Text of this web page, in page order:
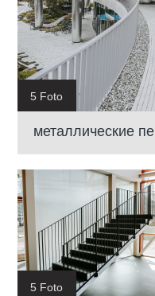
5 Foto
металлические
5 Foto